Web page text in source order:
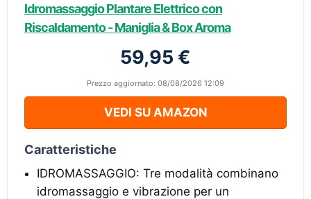
Idromassaggio Plantare Elettrico con
Riscaldamento - Maniglia & Box Aroma
59,95 €
Prezzo aggiornato: 08/08/2026 12:09
VEDI SU AMAZON
Caratteristiche
IDROMASSAGGIO: Tre modalità combinano
idromassaggio e vibrazione per un